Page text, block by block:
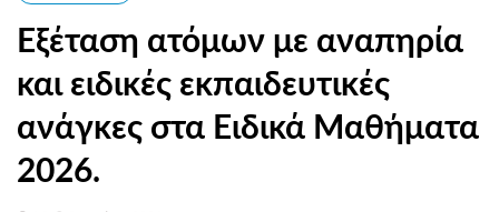
Εξέταση ατόμων με αναπηρία
και ειδικές εκπαιδευτικές
ανάγκες στα Ειδικά Μαθήματα
2026.